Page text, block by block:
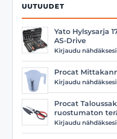
UUTUUDET
Yato Hylsysarja
AS-Drive
Kirjaudu
Procat
Kirjaudu
Procat
ruostumaton
Kirjaudu